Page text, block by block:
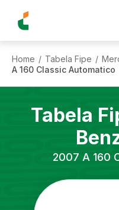
Home / Tabela Fipe /
A 160 Classic Automatico
Tabela
2007 A 160